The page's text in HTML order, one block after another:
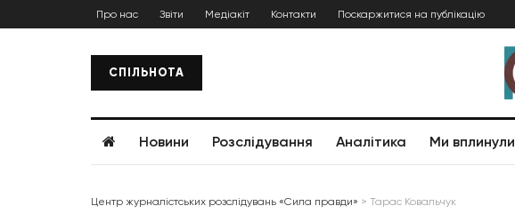
Про нас Звіти Медіакіт Контакти Поскаржитися на публікацію
СПІЛЬНОТА
Новини Розслідування Аналітика Ми вплинули
Центр журналістських розслідувань «Сила правди» > Тарас Ковальчук